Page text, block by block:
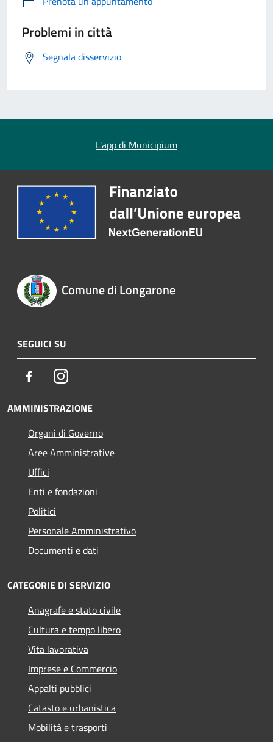
Problemi in città
Segnala disservizio
L'app di Municipium
Comune di Longarone
SEGUICI SU
FacebookInstagram
AMMINISTRAZIONE
Organi di Governo
Aree Amministrative
Uffici
Enti e fondazioni
Politici
Personale Amministrativo
Documenti e dati
CATEGORIE DI SERVIZIO
Anagrafe e stato civile
Cultura e tempo libero
Vita lavorativa
Imprese e Commercio
Appalti pubblici
Catasto e urbanistica
Mobilità e trasporti